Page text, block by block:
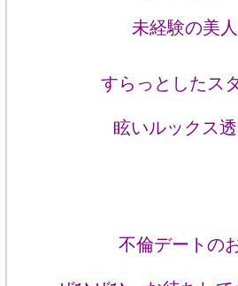
未経験の美
すらっとしたス
眩いルックス
不倫デートの